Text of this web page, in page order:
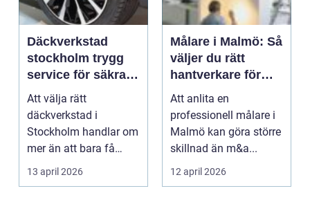
Däckverkstad
stockholm trygg
service för säkra
mil året runt
Att välja rätt
däckverkstad i
Stockholm handlar om
mer än att bara få
däcken bytta två
gånger per år...
13 april 2026
Målare i Malmö: Så
väljer du rätt
hantverkare för
ditt nästa projekt
Att anlita en
professionell målare i
Malmö kan göra större
skillnad än m&a...
12 april 2026